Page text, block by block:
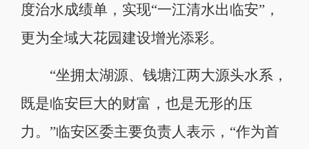
度治水成绩单，实现“一江清水出临安”，
更为全域大花园建设增光添彩。
“坐拥太湖源、钱塘江两大源头水系，
既是临安巨大的财富，也是无形的压
力。”临安区委主要负责人表示，“作为首